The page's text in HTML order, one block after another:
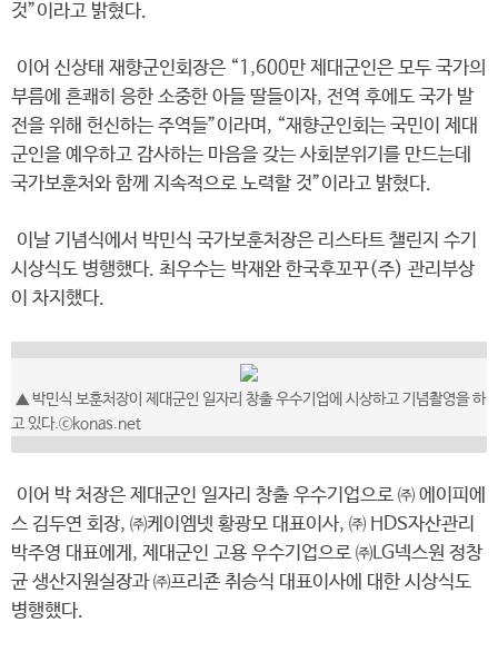
것”이라고 밝혔다.
이어 신상태 재향군인회장은 “1,600만 제대군인은 모두 국가의
부름에 흔쾌히 응한 소중한 아들 딸들이자, 전역 후에도 국가 발
전을 위해 헌신하는 주역들”이라며, “재향군인회는 국민이 제대
군인을 예우하고 감사하는 마음을 갖는 사회분위기를 만드는데
국가보훈처와 함께 지속적으로 노력할 것”이라고 밝혔다.
이날 기념식에서 박민식 국가보훈처장은 리스타트 챌린지 수기
시상식도 병행했다. 최우수는 박재완 한국후꼬꾸(주) 관리부상
이 차지했다.
▲ 박민식 보훈처장이 제대군인 일자리 창출 우수기업에 시상하고 기념촬영을 하
고 있다.ⓒkonas.net
이어 박 처장은 제대군인 일자리 창출 우수기업으로 ㈜ 에이피에
스 김두연 회장, ㈜케이엠넷 황광모 대표이사, ㈜ HDS자산관리
박주영 대표에게, 제대군인 고용 우수기업으로 ㈜LG넥스원 정창
균 생산지원실장과 ㈜프리죤 취승식 대표이사에 대한 시상식도
병행했다.